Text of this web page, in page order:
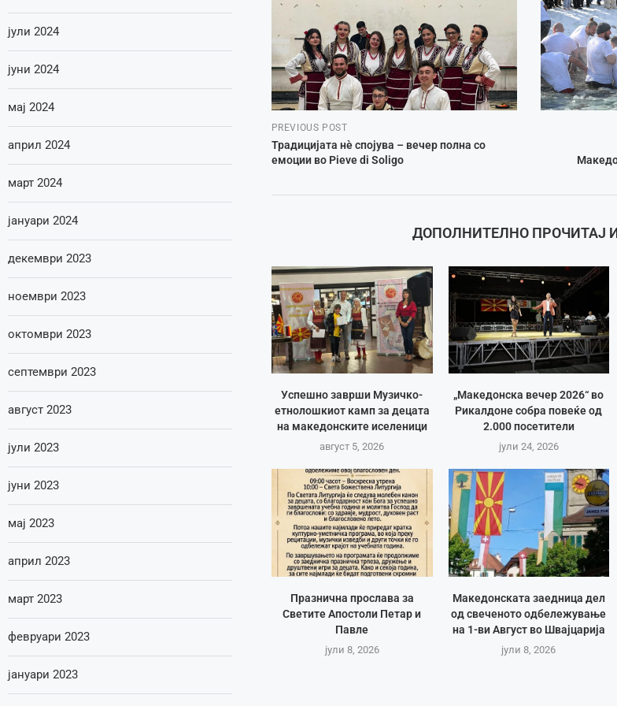
PREVIOUS POST
Традицијата нè спојува – вечер полна со
емоции во Pieve di Soligo
ДОПОЛНИТЕЛНО ПРОЧИТАЈ
Успешно заврши Музичко-
етнолошкиот камп за децата
на македонските иселеници
август 5, 2026
„Македонска вечер 2026“ во
Рикалдоне собра повеќе од
2.000 посетители
јули 24, 2026
Празнична прослава за
Светите Апостоли Петар и
Павле
јули 8, 2026
Македонската заедница дел
од свеченото одбележување
на 1-ви Август во Швајцарија
јули 8, 2026
јули 2024
јуни 2024
мај 2024
април 2024
март 2024
јануари 2024
декември 2023
ноември 2023
октомври 2023
септември 2023
август 2023
јули 2023
јуни 2023
мај 2023
април 2023
март 2023
февруари 2023
јануари 2023